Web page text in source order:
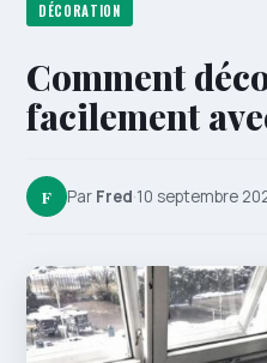
DÉCORATION
Comment
facilement
F Par Fred·10 septembre